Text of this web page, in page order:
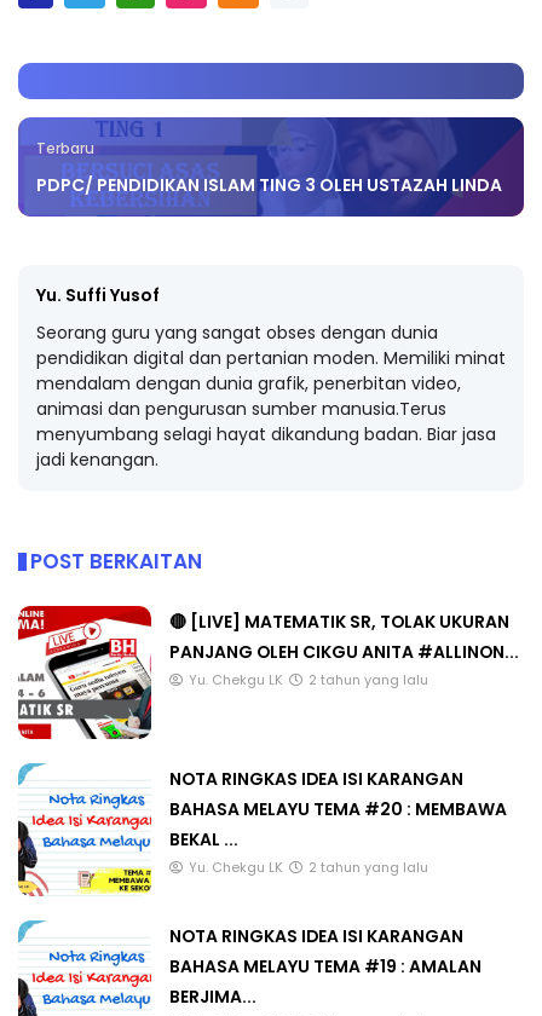
Terbaru
PDPC/ PENDIDIKAN ISLAM TING 3 OLEH USTAZAH LINDA
Yu. Suffi Yusof
Seorang guru yang sangat obses dengan dunia
pendidikan digital dan pertanian moden. Memiliki minat
mendalam dengan dunia grafik, penerbitan video,
animasi dan pengurusan sumber manusia.Terus
menyumbang selagi hayat dikandung badan. Biar jasa
jadi kenangan.
POST BERKAITAN
🔴 [LIVE] MATEMATIK SR, TOLAK UKURAN
PANJANG OLEH CIKGU ANITA #ALLINON...
Yu. Chekgu LK 2 tahun yang lalu
NOTA RINGKAS IDEA ISI KARANGAN
BAHASA MELAYU TEMA #20 : MEMBAWA
BEKAL ...
Yu. Chekgu LK 2 tahun yang lalu
NOTA RINGKAS IDEA ISI KARANGAN
BAHASA MELAYU TEMA #19 : AMALAN
BERJIMA...